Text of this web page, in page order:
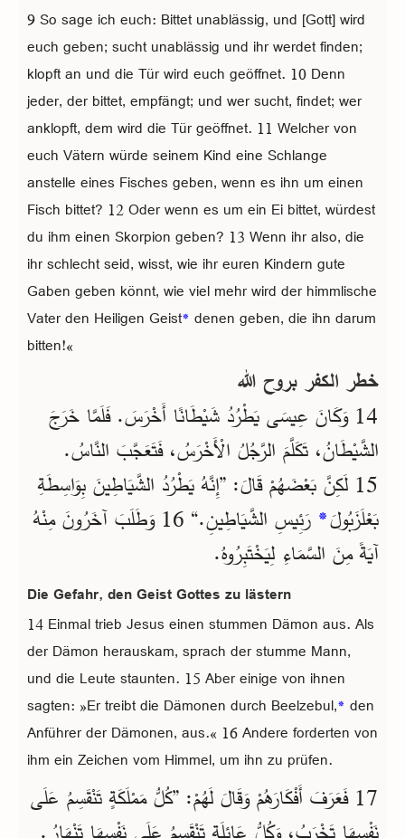
9 So sage ich euch: Bittet unablässig, und [Gott] wird
euch geben; sucht unablässig und ihr werdet finden;
klopft an und die Tür wird euch geöffnet. 10 Denn
jeder, der bittet, empfängt; und wer sucht, findet; wer
anklopft, dem wird die Tür geöffnet. 11 Welcher von
euch Vätern würde seinem Kind eine Schlange
anstelle eines Fisches geben, wenn es ihn um einen
Fisch bittet? 12 Oder wenn es um ein Ei bittet, würdest
du ihm einen Skorpion geben? 13 Wenn ihr also, die
ihr schlecht seid, wisst, wie ihr euren Kindern gute
Gaben geben könnt, wie viel mehr wird der himmlische
Vater den Heiligen Geist* denen geben, die ihn darum
bitten!«
خطر الكفر بروح الله
14 وَكَانَ عِيسَى يَطْرُدُ شَيْطَانًا أَخْرَسَ. فَلَمَّا خَرَجَ
الشَّيْطَانُ، تَكَلَّمَ الرَّجُلُ الْأَخْرَسُ، فَتَعَجَّبَ النَّاسُ.
15 لَكِنَّ بَعْضَهُمْ قَالَ: ”إِنَّهُ يَطْرُدُ الشَّيَاطِينَ بِوَاسِطَةِ
بَعْلَزَبُولَ*
رَئِيسِ الشَّيَاطِينِ.“ 16 وَطَلَبَ آخَرُونَ مِنْهُ
آيَةً مِنَ السَّمَاءِ لِيَخْتَبِرُوهُ.
Die Gefahr, den Geist Gottes zu lästern
14 Einmal trieb Jesus einen stummen Dämon aus. Als
der Dämon herauskam, sprach der stumme Mann,
und die Leute staunten. 15 Aber einige von ihnen
sagten: »Er treibt die Dämonen durch Beelzebul,* den
Anführer der Dämonen, aus.« 16 Andere forderten von
ihm ein Zeichen vom Himmel, um ihn zu prüfen.
17 فَعَرَفَ أَفْكَارَهُمْ وَقَالَ لَهُمْ: ”كُلُّ مَمْلَكَةٍ تَنْقَسِمُ عَلَى